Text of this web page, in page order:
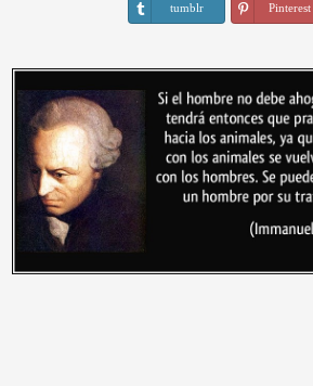
tumblr Pinterest